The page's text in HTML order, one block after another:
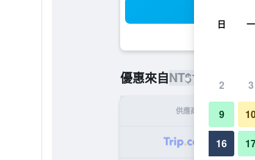
優惠來自NT$1,209
供應商
日 一
2 3
9
16